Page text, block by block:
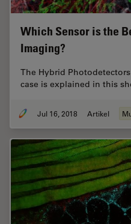
Which Sensor is the
Imaging?
The Hybrid
case is explained in this
Jul 16, 2018 Artikel